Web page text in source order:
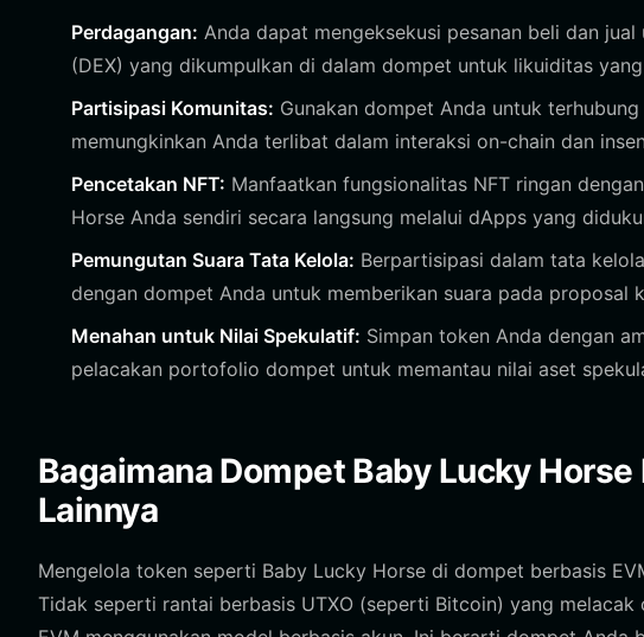
Perdagangan: Anda dapat mengeksekusi pesanan beli dan
(DEX) yang dikumpulkan di dalam dompet untuk likuiditas
Partisipasi Komunitas: Gunakan dompet Anda untuk
memungkinkan Anda terlibat dalam interaksi on-chain dan
Pencetakan NFT: Manfaatkan fungsionalitas NFT ringan
Horse Anda sendiri secara langsung melalui dApps yang
Pemungutan Suara Tata Kelola: Berpartisipasi dalam tata
dengan dompet Anda untuk memberikan suara pada proposal
Menahan untuk Nilai Spekulatif: Simpan token Anda dengan
pelacakan portofolio dompet untuk memantau nilai aset
Bagaimana Dompet Baby Lucky
Lainnya
Mengelola token seperti Baby Lucky Horse di dompet berbasis
Tidak seperti rantai berbasis UTXO (seperti Bitcoin) yang